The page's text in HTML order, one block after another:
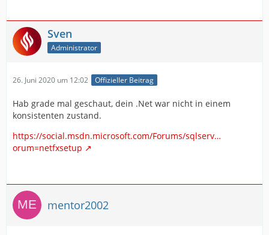
Sven
Administrator
26. Juni 2020 um 12:02 Offizieller Beitrag
Hab grade mal geschaut, dein .Net war nicht in einem
konsistenten zustand.
https://social.msdn.microsoft.com/Forums/sqlserv…
orum=netfxsetup
mentor2002